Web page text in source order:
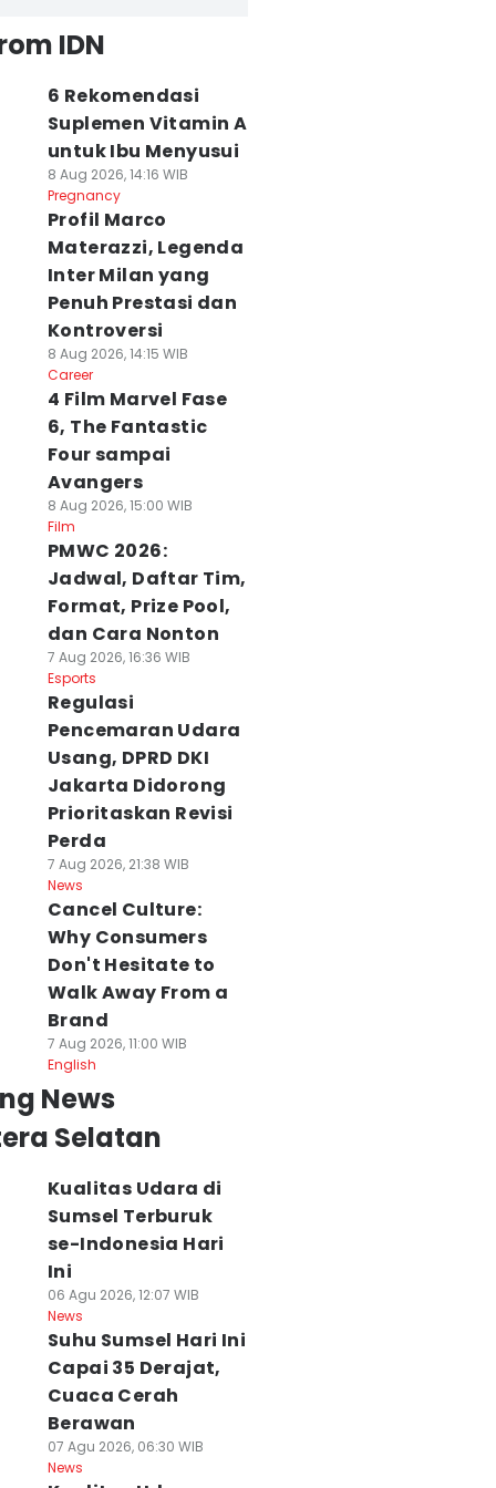
IDN
6 Rekomendasi
Suplemen Vitamin A
untuk Ibu Menyusui
8 Aug 2026, 14:16 WIB
Pregnancy
Profil Marco
Materazzi, Legenda
Inter Milan yang
Penuh Prestasi dan
Kontroversi
8 Aug 2026, 14:15 WIB
Career
4 Film Marvel Fase
6, The Fantastic
Four sampai
Avangers
8 Aug 2026, 15:00 WIB
Film
PMWC 2026:
Jadwal, Daftar Tim,
Format, Prize Pool,
dan Cara Nonton
7 Aug 2026, 16:36 WIB
Esports
Regulasi
Pencemaran Udara
Usang, DPRD DKI
Jakarta Didorong
Prioritaskan Revisi
Perda
7 Aug 2026, 21:38 WIB
News
Cancel Culture:
Why Consumers
Don't Hesitate to
Walk Away From a
Brand
7 Aug 2026, 11:00 WIB
English
News
Selatan
Kualitas Udara di
Sumsel Terburuk
se-Indonesia Hari
Ini
06 Agu 2026, 12:07 WIB
News
Suhu Sumsel Hari Ini
Capai 35 Derajat,
Cuaca Cerah
Berawan
07 Agu 2026, 06:30 WIB
News